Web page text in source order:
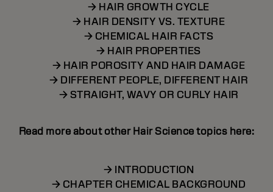
→ HAIR GROWTH CYCLE
→ HAIR DENSITY VS. TEXTURE
→ CHEMICAL HAIR FACTS
→ HAIR PROPERTIES
→ HAIR POROSITY AND HAIR DAMAGE
→ DIFFERENT PEOPLE, DIFFERENT HAIR
→ STRAIGHT, WAVY OR CURLY HAIR
Read more about other Hair Science topics here:
→ INTRODUCTION
→ CHAPTER CHEMICAL BACKGROUND